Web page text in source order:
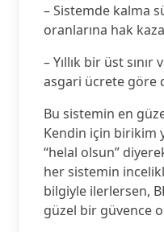
– Sistemde kalma
oranlarına hak
– Yıllık bir üst
asgari ücrete göre
Bu sistemin en
Kendin için birikim
“helal olsun”
her sistemin
bilgiyle ilerlersen,
güzel bir güvence